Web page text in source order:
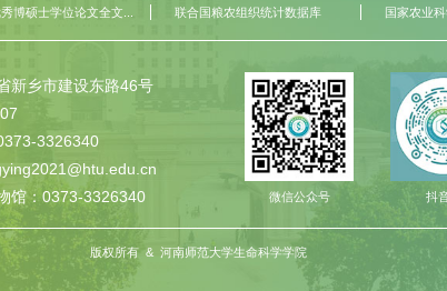
博硕士学位论文全文... 联合国粮农组织统计数据库 国家农业
新乡市建设东路46号
3326340
馆：0373-3326340
微信公众号 抖
版权所有 & 河南师范大学生命科学学院